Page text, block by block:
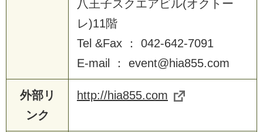
八王子スクエアビル(オクトー
レ)11階
Tel &Fax ： 042-642-7091
E-mail ： event@hia855.com
外部リ
ンク
http://hia855.com